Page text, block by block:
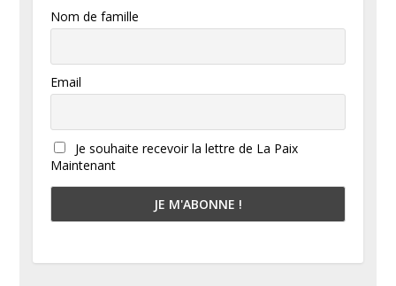
Nom de famille
Email
Je souhaite recevoir la lettre de La Paix
Maintenant